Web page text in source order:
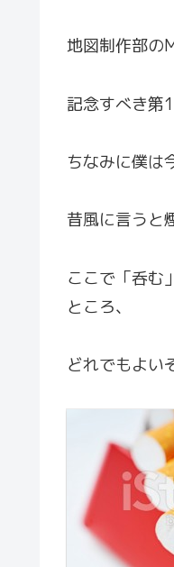
地図制作部の
記念すべき第
ちなみに僕は
昔風に言うと
ここで「呑む
ところ、
どれでもよい